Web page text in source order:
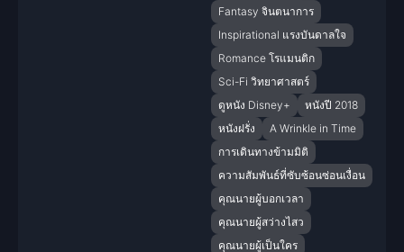
Fantasy จินตนาการ
Inspirational แรงบันดาลใจ
Romance โรแมนติก
Sci-Fi วิทยาศาสตร์
ดูหนัง Disney+
หนังปี 2018
หนังฝรั่ง
A Wrinkle in Time
การเดินทางข้ามมิติ
ความสัมพันธ์ที่ซับซ้อนซ่อนเงื่อน
คุณนายผู้บอกเวลา
คุณนายผู้สว่างไสว
คุณนายผู้เป็นใคร